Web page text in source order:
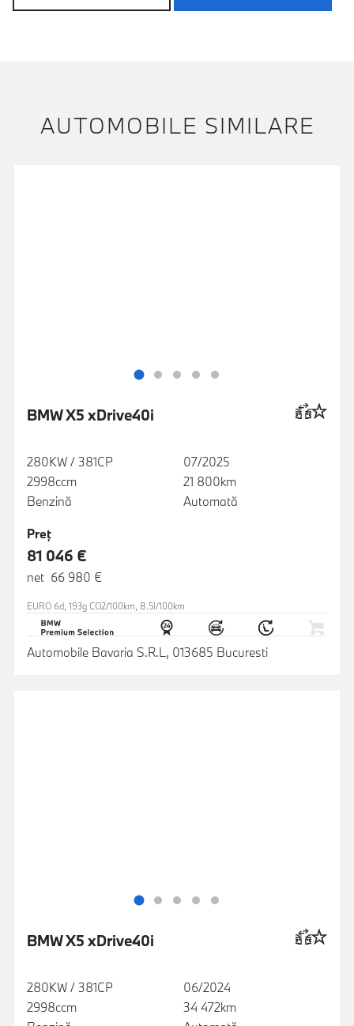
AUTOMOBILE SIMILARE
BMW X5 xDrive40i
280KW / 381CP
2998ccm
Benzină
07/2025
21 800km
Automată
Preţ
81 046 €
net 66 980 €
EURO 6d, 193g CO2/100km, 8.5l/100km
Automobile Bavaria S.R.L, 013685 Bucuresti
BMW X5 xDrive40i
280KW / 381CP
2998ccm
06/2024
34 472km